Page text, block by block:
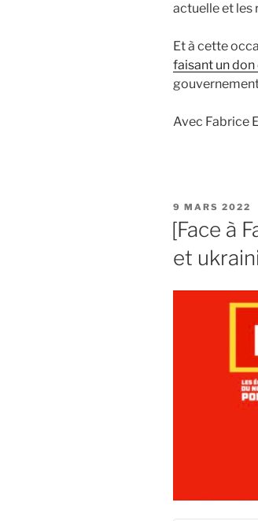
actuelle et les
Et à cette
faisant un don
Avec Fabrice
PUBLIÉ
LE
9 MARS 2022
[Face à
et